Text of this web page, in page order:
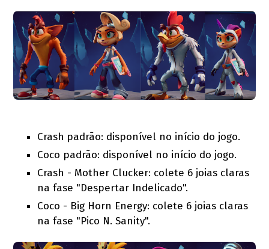
Crash padrão: disponível no início do jogo.
Coco padrão: disponível no início do jogo.
Crash - Mother Clucker: colete 6 joias claras
na fase "Despertar Indelicado".
Coco - Big Horn Energy: colete 6 joias claras
na fase "Pico N. Sanity".